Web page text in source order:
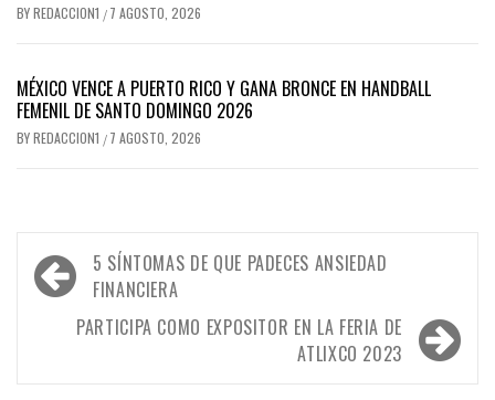
BYREDACCION1 / 7 AGOSTO, 2026
MÉXICO VENCE A PUERTO RICO Y GANA BRONCE EN HANDBALL
FEMENIL DE SANTO DOMINGO 2026
BYREDACCION1 / 7 AGOSTO, 2026
Navegación
de
entradas
5 SÍNTOMAS DE QUE PADECES ANSIEDAD
FINANCIERA
PARTICIPA COMO EXPOSITOR EN LA FERIA DE
ATLIXCO 2023